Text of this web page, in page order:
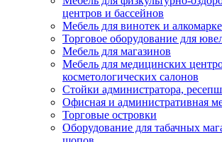
центров и бассейнов
Мебель для винотек и
Торговое оборудование для
Мебель для магазинов
Мебель для медицинских
косметологических салонов
Стойки администратора,
Офисная и административная
Торговые островки
Оборудование для табачных